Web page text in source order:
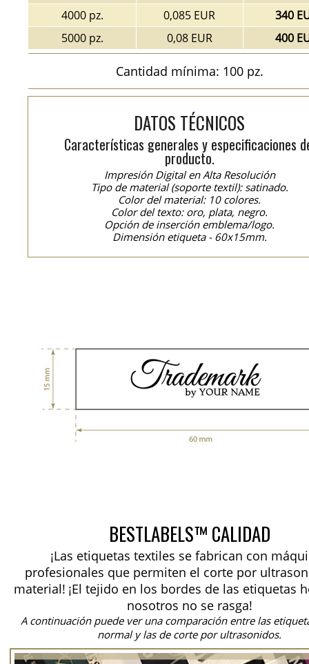
4000 pz.
0,085 EUR
340
5000 pz.
0,08 EUR 400
Cantidad mínima: 100 pz.
DATOS TÉCNICOS
Características generales y especificaciones
producto.
Impresión Digital en Alta Resolución
Tipo de material (soporte textil): satinado.
Color del material: 10 colores.
Color del texto: oro, plata, negro.
Opción de inserción emblema/logo.
Dimensión etiqueta - 60x15mm.
BESTLABELS™ CALIDAD
¡Las etiquetas textiles se fabrican con
profesionales que permiten el corte por
material! ¡El tejido en los bordes de las etiquetas
nosotros no se rasga!
A continuación puede ver una comparación entre las
normal y las de corte por ultrasonidos.